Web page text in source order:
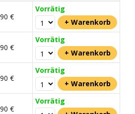
€
Vorrätig
€
Vorrätig
€
Vorrätig
€
Vorrätig